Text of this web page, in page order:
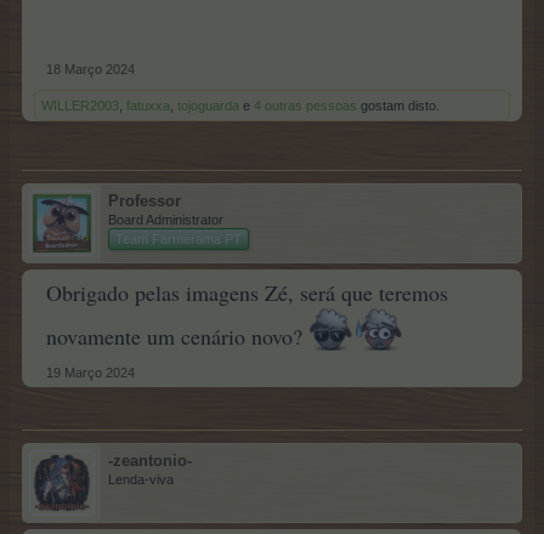
18 Março 2024
WILLER2003, fatuxxa, tojoguarda e 4 outras pessoas gostam disto.
Professor
Board Administrator
Team Farmerama PT
Obrigado pelas imagens Zé, será que teremos
novamente um cenário novo?
19 Março 2024
-zeantonio-
Lenda-viva